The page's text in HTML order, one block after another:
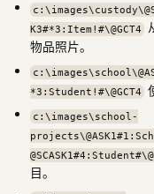
K3#*3:Item!#\@GCT4
物品照片。
*3:Student!#\@GCT4
c:\images\school-
目。